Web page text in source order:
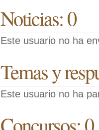
Noticias: 0
Este usuario no ha
Temas y
Este usuario no ha
Concursos: 0